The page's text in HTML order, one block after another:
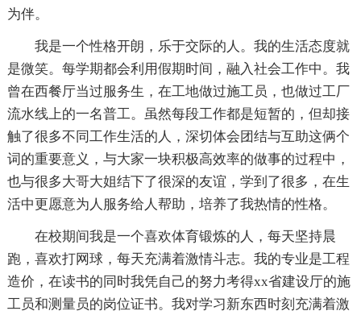
为伴。
我是一个性格开朗，乐于交际的人。我的生活态度就
是微笑。每学期都会利用假期时间，融入社会工作中。我
曾在西餐厅当过服务生，在工地做过施工员，也做过工厂
流水线上的一名普工。虽然每段工作都是短暂的，但却接
触了很多不同工作生活的人，深切体会团结与互助这俩个
词的重要意义，与大家一块积极高效率的做事的过程中，
也与很多大哥大姐结下了很深的友谊，学到了很多，在生
活中更愿意为人服务给人帮助，培养了我热情的性格。
在校期间我是一个喜欢体育锻炼的人，每天坚持晨
跑，喜欢打网球，每天充满着激情斗志。我的专业是工程
造价，在读书的同时我凭自己的努力考得xx省建设厅的施
工员和测量员的岗位证书。我对学习新东西时刻充满着激